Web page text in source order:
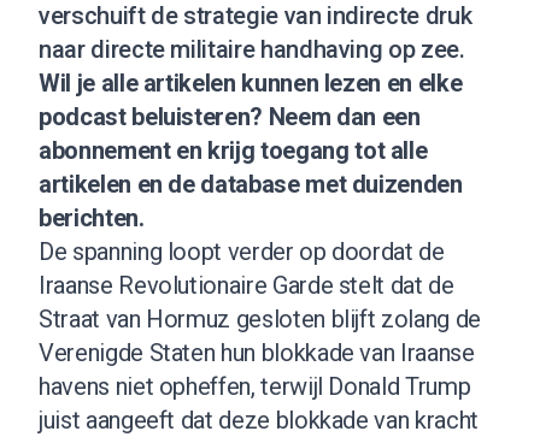
verschuift de strategie van indirecte druk
naar directe militaire handhaving op zee.
Wil je alle artikelen kunnen lezen en elke
podcast beluisteren? Neem dan een
abonnementen krijg toegang tot alle
artikelen en de database met duizenden
berichten.
De spanning loopt verder op doordat de
Iraanse Revolutionaire Garde stelt dat de
Straat van Hormuz gesloten blijft zolang de
Verenigde Staten hun blokkade van Iraanse
havens niet opheffen, terwijl Donald Trump
juist aangeeft dat deze blokkade van kracht